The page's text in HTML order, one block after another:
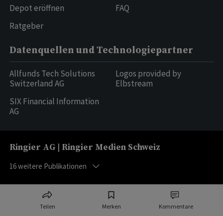
Teilen Merken Kommentare
Depot eröffnen
Ratgeber
FAQ
Datenquellen und Technologiepartner
Allfunds Tech Solutions
Switzerland AG
SIX Financial Information
AG
Logos provided by
Elbstream
Ringier AG | Ringier Medien Schweiz
16weitere Publikationen